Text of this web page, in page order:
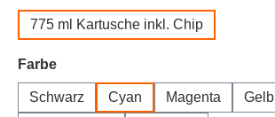
775 ml Kartusche inkl. Chip
Farbeauswählen
Schwarz Cyan Magenta Gelb